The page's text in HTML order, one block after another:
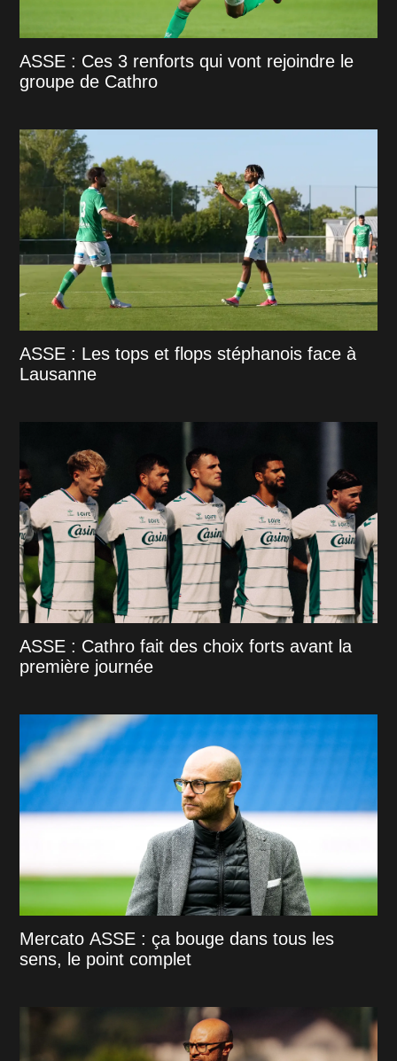
ASSE : Ces 3 renforts qui vont rejoindre le
groupe de Cathro
ASSE : Les tops et flops stéphanois face à
Lausanne
ASSE : Cathro fait des choix forts avant la
première journée
Mercato ASSE : ça bouge dans tous les
sens, le point complet